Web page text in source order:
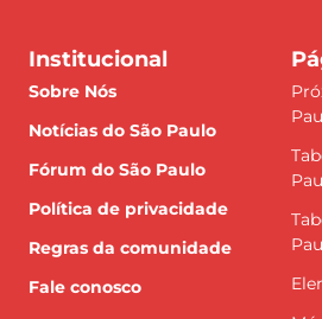
Institucional
Sobre Nós
Notícias do São Paulo
Fórum do São Paulo
Política de privacidade
Regras da comunidade
Fale conosco